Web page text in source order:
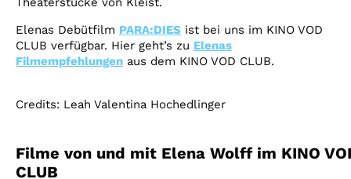
Elenas Debütfilm PARA:DIES ist bei uns im KINO VOD
CLUB verfügbar. Hier geht’s zu Elenas
Filmempfehlungen aus dem KINO VOD CLUB.
Credits: Leah Valentina Hochedlinger
Filme von und mit Elena Wolff im KINO
CLUB